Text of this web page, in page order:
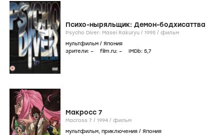
Психо-ныряльщик: Демон-бодхисаттва
Psycho Diver: Masei Rakuryu / 1995 / фильм
мультфильм / Япония
зрители: – film.ru: – IMDb: 5,7
Макросс 7
Macross 7 / 1994 / фильм
мультфильм, приключения / Япония